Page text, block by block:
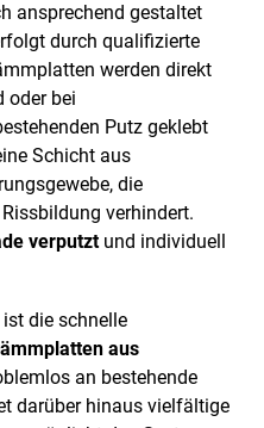
ansprechend gestaltet
durch qualifizierte
werden direkt
oder bei
Putz geklebt
Schicht aus
die
verhindert.
verputztund individuell
die schnelle
aus
an bestehende
darüber hinaus vielfältige